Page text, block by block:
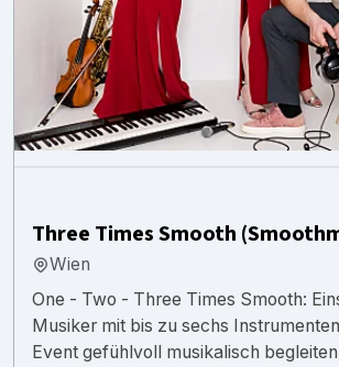
Three Times Smooth
Wien
One - Two - Three Times Smooth:
Musiker mit bis zu sechs
Event gefühlvoll musikalisch